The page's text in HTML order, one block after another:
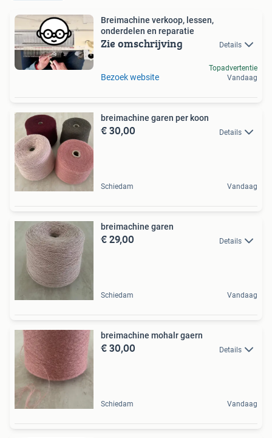
Breimachine verkoop, lessen,
onderdelen en reparatie
Zie omschrijving Details
Bezoek website
Topadvertentie
Vandaag
breimachine garen per koon
€ 30,00 Details
Schiedam Vandaag
breimachine garen
€ 29,00 Details
Schiedam Vandaag
breimachine mohalr gaern
€ 30,00 Details
Schiedam Vandaag